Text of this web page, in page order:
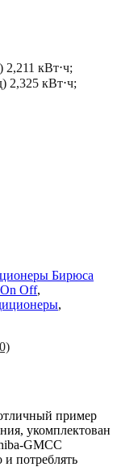
2,211 кВт⋅ч;
2,325 кВт⋅ч;
Бирюса
Off,
,
пример
укомплектован
GMCC
потреблять